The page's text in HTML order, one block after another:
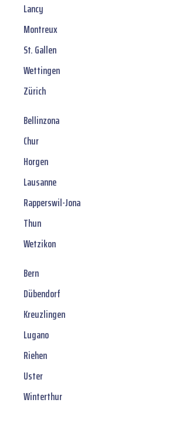
Lancy
Montreux
St. Gallen
Wettingen
Zürich
Bellinzona
Chur
Horgen
Lausanne
Rapperswil-Jona
Thun
Wetzikon
Bern
Dübendorf
Kreuzlingen
Lugano
Riehen
Uster
Winterthur